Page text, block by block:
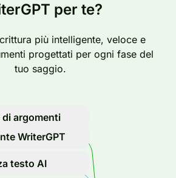
per te?
più intelligente, veloce e
progettati per ogni fase del
tuo saggio.
di argomenti
WriterGPT
testo AI